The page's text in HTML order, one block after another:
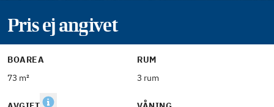
Pris ej angivet
BOAREA
73 m²
RUM
3 rum